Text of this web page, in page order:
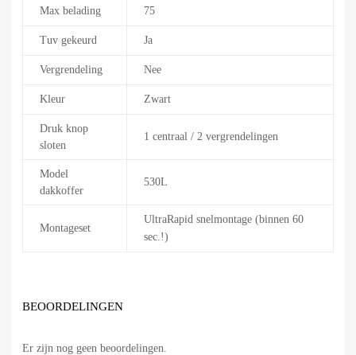
Max belading 75
Tuv gekeurd Ja
Vergrendeling Nee
Kleur Zwart
Druk knop
sloten
1 centraal / 2 vergrendelingen
Model
dakkoffer
530L
Montageset
UltraRapid snelmontage (binnen 60
sec.!)
BEOORDELINGEN
Er zijn nog geen beoordelingen.